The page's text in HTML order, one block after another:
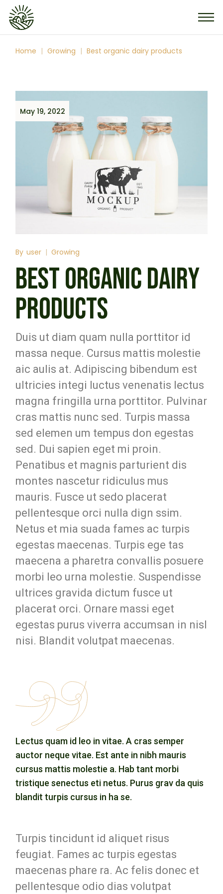
Home Growing Best organic dairy products
May 19, 2022
By user Growing
BEST ORGANIC DAIRY
PRODUCTS
Duis ut diam quam nulla porttitor id
massa neque. Cursus mattis molestie
aic aulis at. Adipiscing bibendum est
ultricies integi luctus venenatis lectus
magna fringilla urna porttitor. Pulvinar
cras mattis nunc sed. Turpis massa
sed elemen um tempus don egestas
sed. Dui sapien eget mi proin.
Penatibus et magnis parturient dis
montes nascetur ridiculus mus
mauris. Fusce ut sedo placerat
pellentesque orci nulla dign ssim.
Netus et mia suada fames ac turpis
egestas maecenas. Turpis ege tas
maecena a pharetra convallis posuere
morbi leo urna molestie. Suspendisse
ultrices gravida dictum fusce ut
placerat orci. Ornare massi eget
egestas purus viverra accumsan in nisl
nisi. Blandit volutpat maecenas.
Lectus quam id leo in vitae. A cras semper
auctor neque vitae. Est ante in nibh mauris
cursus mattis molestie a. Hab tant morbi
tristique senectus eti netus. Purus grav da quis
blandit turpis cursus in ha se.
Turpis tincidunt id aliquet risus
feugiat. Fames ac turpis egestas
maecenas phare ra. Ac felis donec et
pellentesque odio dias volutpat